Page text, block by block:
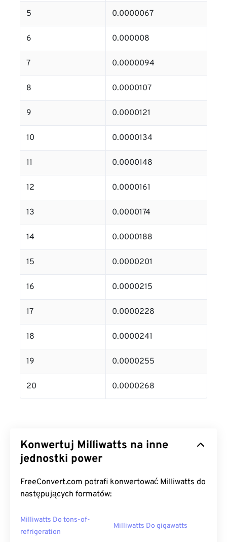
5 0.0000067
6 0.000008
7 0.0000094
8 0.0000107
9 0.0000121
10 0.0000134
11 0.0000148
12 0.0000161
13 0.0000174
14 0.0000188
15 0.0000201
16 0.0000215
17 0.0000228
18 0.0000241
19 0.0000255
20 0.0000268
Konwertuj Milliwatts na inne
jednostki power
FreeConvert.com potrafi konwertować Milliwatts do
następujących formatów:
Milliwatts Do tons-of-
refrigeration
Milliwatts Do gigawatts